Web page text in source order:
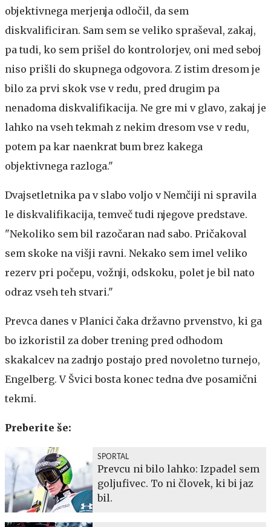
objektivnega merjenja odločil, da sem
diskvalificiran. Sam sem se veliko spraševal, zakaj,
pa tudi, ko sem prišel do kontrolorjev, oni med seboj
niso prišli do skupnega odgovora. Z istim dresom je
bilo za prvi skok vse v redu, pred drugim pa
nenadoma diskvalifikacija. Ne gre mi v glavo, zakaj je
lahko na vseh tekmah z nekim dresom vse v redu,
potem pa kar naenkrat bum brez kakega
objektivnega razloga."
Dvajsetletnika pa v slabo voljo v Nemčiji ni spravila
le diskvalifikacija, temveč tudi njegove predstave.
"Nekoliko sem bil razočaran nad sabo. Pričakoval
sem skoke na višji ravni. Nekako sem imel veliko
rezerv pri počepu, vožnji, odskoku, polet je bil nato
odraz vseh teh stvari."
Prevca danes v Planici čaka državno prvenstvo, ki ga
bo izkoristil za dober trening pred odhodom
skakalcev na zadnjo postajo pred novoletno turnejo,
Engelberg. V Švici bosta konec tedna dve posamični
tekmi.
Preberite še:
SPORTAL
Prevcu ni bilo lahko: Izpadel sem
goljufivec. To ni človek, ki bi jaz
bil.